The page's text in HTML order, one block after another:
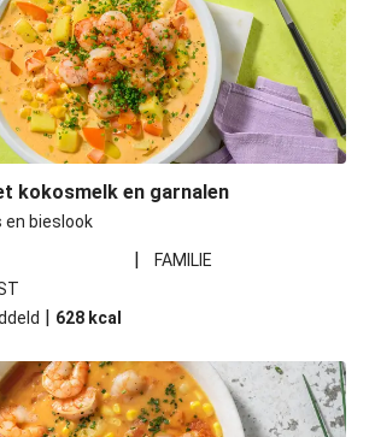
kai soep met kip en kokosmelk
geroosterde tomaat en paprika
soep met courgette en dille
soep met garnalen
soep met garnalen
soep met garnalen
met garnalen en kokosmelk
ras el hanout-kip, parelcouscous,
en rozemarijn
soep met falafelspiesen
met ei, bieslook en volkoren
kokosmelk en garnalen
bieslook
| FAMILIE
| 628 kcal